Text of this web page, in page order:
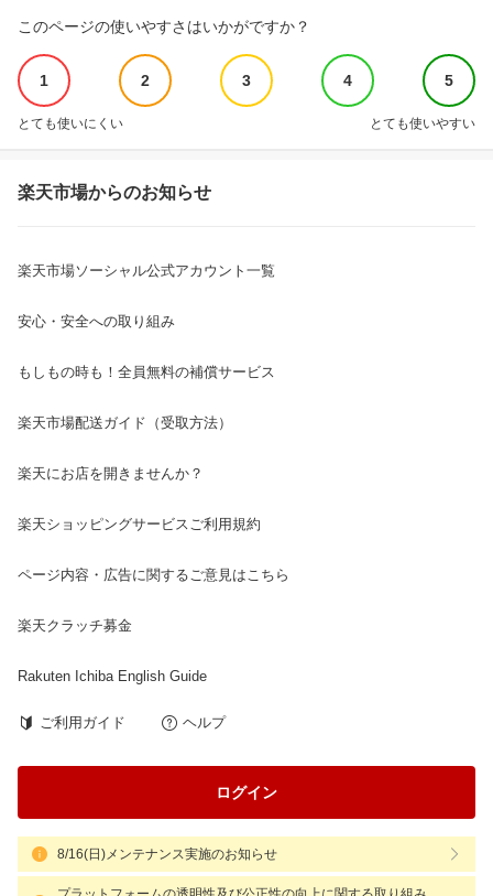
このページの使いやすさはいかがですか？
1 2 3 4 5
とても使いにくい とても使いやすい
楽天市場からのお知らせ
楽天市場ソーシャル公式アカウント一覧
安心・安全への取り組み
もしもの時も！全員無料の補償サービス
楽天市場配送ガイド（受取方法）
楽天にお店を開きませんか？
楽天ショッピングサービスご利用規約
ページ内容・広告に関するご意見はこちら
楽天クラッチ募金
Rakuten Ichiba English Guide
ご利用ガイド ヘルプ
ログイン
8/16(日)メンテナンス実施のお知らせ